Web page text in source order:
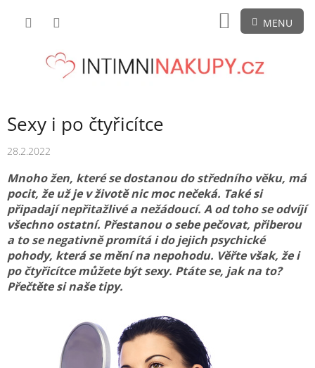
NÁKUPNÍ
KOŠÍK
Sexy i po čtyřicítce
28.2.2022
Mnoho žen, které se dostanou do středního věku, má
pocit, že už je v životě nic moc nečeká. Také si
připadají nepřitažlivé a nežádoucí. A od toho se odvíjí
všechno ostatní. Přestanou o sebe pečovat, přiberou
a to se negativně promítá i do jejich psychické
pohody, která se mění na nepohodu. Věřte však, že i
po čtyřicítce můžete být sexy. Ptáte se, jak na to?
Přečtěte si naše tipy.